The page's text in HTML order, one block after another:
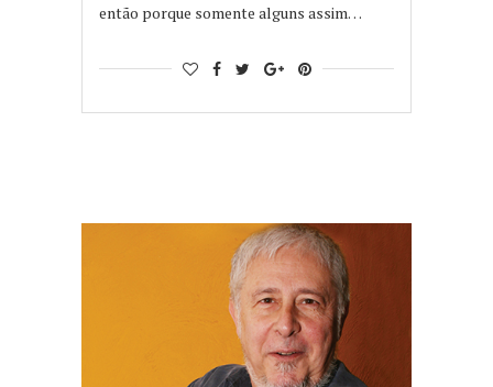
então porque somente alguns assim…